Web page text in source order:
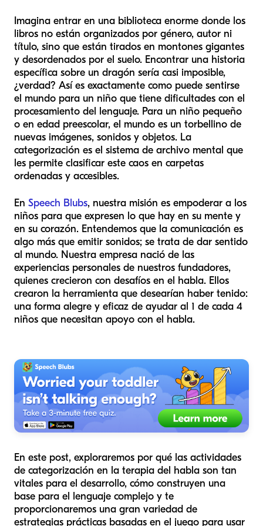
Imagina entrar en una biblioteca enorme donde los
libros no están organizados por género, autor ni
título, sino que están tirados en montones gigantes
y desordenados por el suelo. Encontrar una historia
específica sobre un dragón sería casi imposible,
¿verdad? Así es exactamente como puede sentirse
el mundo para un niño que tiene dificultades con el
procesamiento del lenguaje. Para un niño pequeño
o en edad preescolar, el mundo es un torbellino de
nuevas imágenes, sonidos y objetos. La
categorización es el sistema de archivo mental que
les permite clasificar este caos en carpetas
ordenadas y accesibles.
En Speech Blubs, nuestra misión es empoderar a los
niños para que expresen lo que hay en su mente y
en su corazón. Entendemos que la comunicación es
algo más que emitir sonidos; se trata de dar sentido
al mundo. Nuestra empresa nació de las
experiencias personales de nuestros fundadores,
quienes crecieron con desafíos en el habla. Ellos
crearon la herramienta que desearían haber tenido:
una forma alegre y eficaz de ayudar al 1 de cada 4
niños que necesitan apoyo con el habla.
En este post, exploraremos por qué las actividades
de categorización en la terapia del habla son tan
vitales para el desarrollo, cómo construyen una
base para el lenguaje complejo y te
proporcionaremos una gran variedad de
estrategias prácticas basadas en el juego para usar